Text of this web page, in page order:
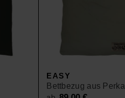
EASY
Bettbezug aus Perkal